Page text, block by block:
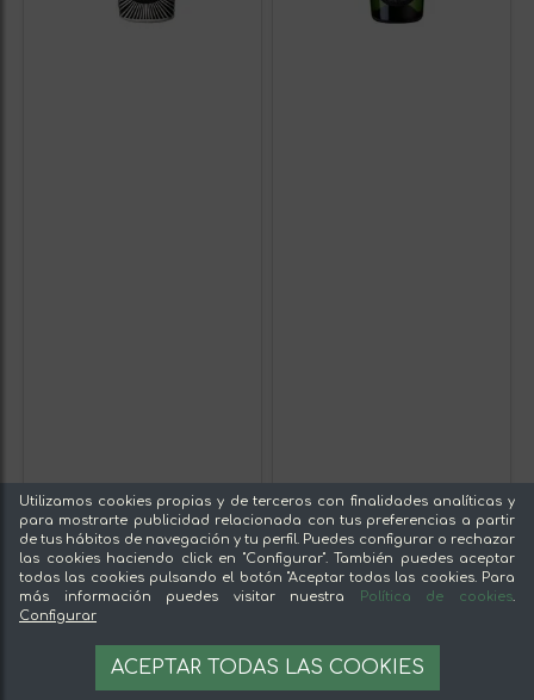
Utilizamos cookies propias y de terceros con finalidades analíticas y
para mostrarte publicidad relacionada con tus preferencias a partir
de tus hábitos de navegación y tu perfil. Puedes configurar o rechazar
las cookies haciendo click en "Configurar". También puedes aceptar
todas las cookies pulsando el botón "Aceptar todas las cookies. Para
más información puedes visitar nuestra
Política de cookies.
Configurar
ACEPTAR TODAS LAS COOKIES